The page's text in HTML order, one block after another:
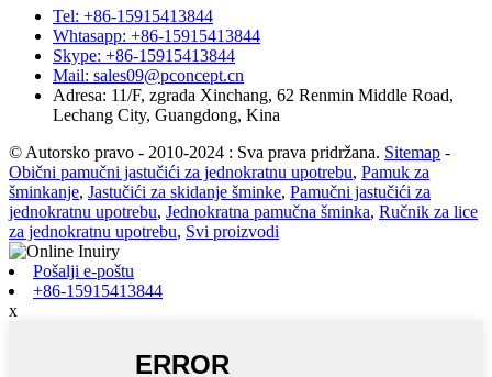
Tel: +86-15915413844
Whtasapp: +86-15915413844
Skype: +86-15915413844
Mail: sales09@pconcept.cn
Adresa: 11/F, zgrada Xinchang, 62 Renmin Middle Road,
Lechang City, Guangdong, Kina
© Autorsko pravo - 2010-2024 : Sva prava pridržana. Sitemap -
Obični pamučni jastučići za jednokratnu upotrebu, Pamuk za
šminkanje, Jastučići za skidanje šminke, Pamučni jastučići za
jednokratnu upotrebu, Jednokratna pamučna šminka, Ručnik za lice
za jednokratnu upotrebu, Svi proizvodi
Pošalji e-poštu
+86-15915413844
x